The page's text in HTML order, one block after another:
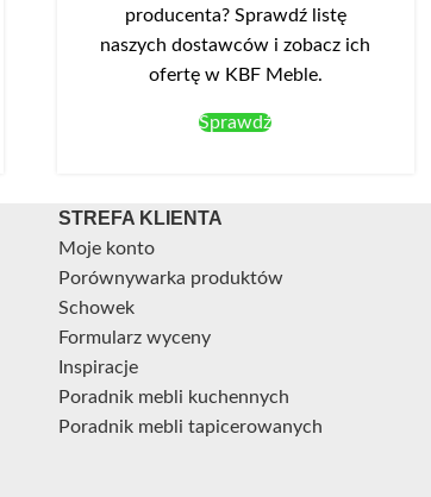
front: płyta MDF oklejona folią PCV wysoki
korpus: płyta meblowa laminowana,
szuflady: prowadnice kulkowe, pełen
MEBEL DO SAMODZIELNEGO MONTAŻU
Czas realizacji może się wydłużyć w
przypadku braku potrzebnych elementów
na magazynie.
producenta? Sprawdź listę
naszych dostawców i zobacz ich
ofertę w KBF Meble.
Sprawdź
STREFA KLIENTA
Moje konto
Porównywarka produktów
Schowek
Formularz wyceny
Inspiracje
Poradnik mebli kuchennych
Poradnik mebli tapicerowanych